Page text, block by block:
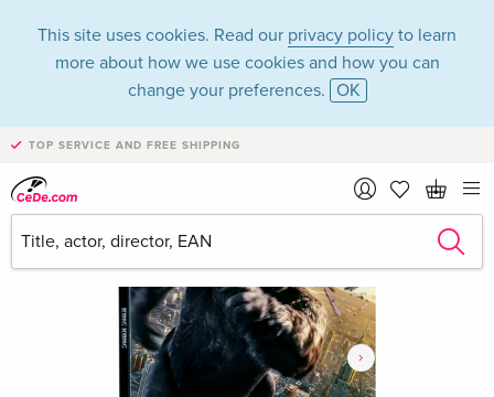
This site uses cookies. Read our privacy policy to learn
more about how we use cookies and how you can
change your preferences. OK
TOP SERVICE AND FREE SHIPPING
›